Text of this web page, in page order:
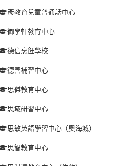
彥教育兒童普通話中心
御學軒教育中心
德信烹飪學校
德善補習中心
思傑教育中心
思域研習中心
思敏英語學習中心（奧海城）
思智教育中心